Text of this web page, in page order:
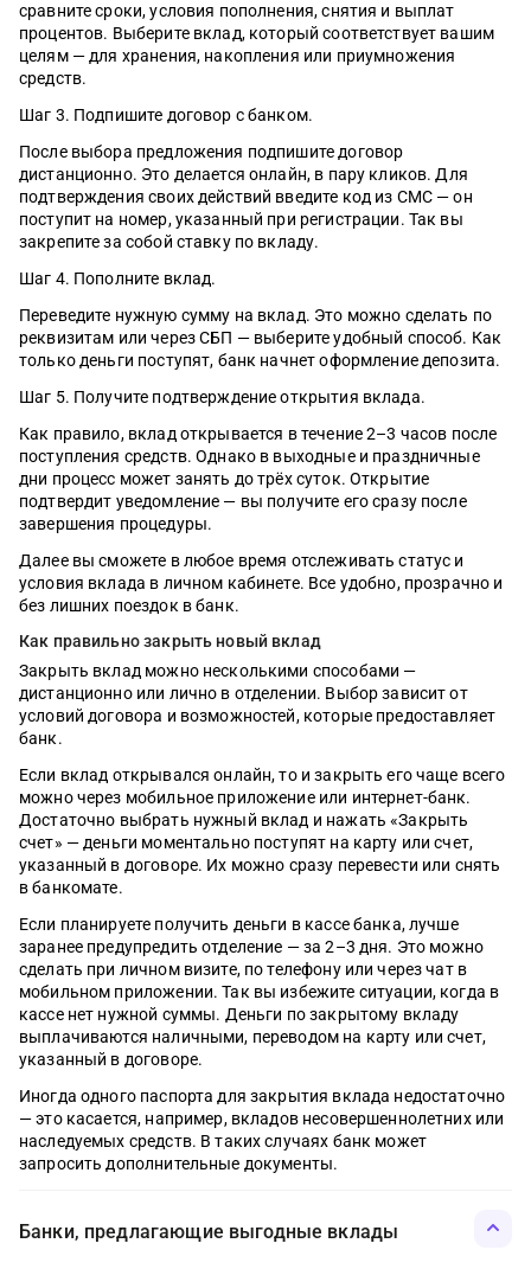
сравните сроки, условия пополнения, снятия и выплат
процентов. Выберите вклад, который соответствует вашим
целям — для хранения, накопления или приумножения
средств.
Шаг 3. Подпишите договор с банком.
После выбора предложения подпишите договор
дистанционно. Это делается онлайн, в пару кликов. Для
подтверждения своих действий введите код из СМС — он
поступит на номер, указанный при регистрации. Так вы
закрепите за собой ставку по вкладу.
Шаг 4. Пополните вклад.
Переведите нужную сумму на вклад. Это можно сделать по
реквизитам или через СБП — выберите удобный способ. Как
только деньги поступят, банк начнет оформление депозита.
Шаг 5. Получите подтверждение открытия вклада.
Как правило, вклад открывается в течение 2–3 часов после
поступления средств. Однако в выходные и праздничные
дни процесс может занять до трёх суток. Открытие
подтвердит уведомление — вы получите его сразу после
завершения процедуры.
Далее вы сможете в любое время отслеживать статус и
условия вклада в личном кабинете. Все удобно, прозрачно и
без лишних поездок в банк.
Как правильно закрыть новый вклад
Закрыть вклад можно несколькими способами —
дистанционно или лично в отделении. Выбор зависит от
условий договора и возможностей, которые предоставляет
банк.
Если вклад открывался онлайн, то и закрыть его чаще всего
можно через мобильное приложение или интернет-банк.
Достаточно выбрать нужный вклад и нажать «Закрыть
счет» — деньги моментально поступят на карту или счет,
указанный в договоре. Их можно сразу перевести или снять
в банкомате.
Если планируете получить деньги в кассе банка, лучше
заранее предупредить отделение — за 2–3 дня. Это можно
сделать при личном визите, по телефону или через чат в
мобильном приложении. Так вы избежите ситуации, когда в
кассе нет нужной суммы. Деньги по закрытому вкладу
выплачиваются наличными, переводом на карту или счет,
указанный в договоре.
Иногда одного паспорта для закрытия вклада недостаточно
— это касается, например, вкладов несовершеннолетних или
наследуемых средств. В таких случаях банк может
запросить дополнительные документы.
Банки, предлагающие выгодные вклады